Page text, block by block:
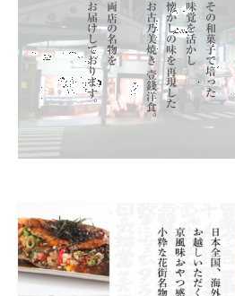
その和菓子で培った
味覚を活かし
懐かしの味を再現した
お古乃美焼き 壹錢洋食。
両店の名物を
お届けしております。